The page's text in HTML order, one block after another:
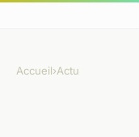
Accueil›Actu